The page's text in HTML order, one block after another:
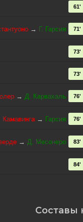
61'
→ Г. Гарсия 71'
73'
73'
→ Д. Карвахаль 76'
Камавинга→ Гарсия 76'
→ Д. Месонеро 83'
84'
Составы